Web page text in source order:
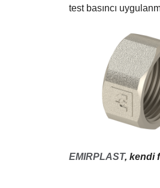
test basıncı
EMIRPLAST, kendi